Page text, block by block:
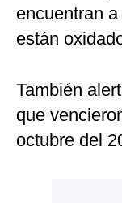
encuentran
están
También
que
octubre del